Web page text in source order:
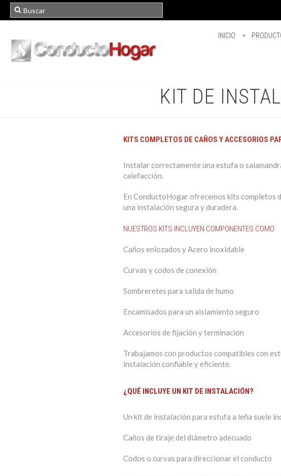
INICIO
KIT DE
KITS COMPLETOS DE CAÑOS Y ACCESORIOS
Instalar correctamente una estufa o
calefacción.
En ConductoHogar ofrecemos kits completos
una instalación segura y duradera.
NUESTROS KITS INCLUYEN COMPONENTES COMO:
Caños enlozados y Acero inoxidable
Curvas y codos de conexión
Sombreretes para salida de humo
Encamisados para un aislamiento seguro
Accesorios de fijación y terminación
Trabajamos con productos compatibles con
instalación confiable y eficiente.
¿QUÉ INCLUYE UN KIT DE INSTALACIÓN?
Un kit de instalación para estufa a leña suele
Caños de tiraje del diámetro adecuado
Codos o curvas para direccionar el conducto